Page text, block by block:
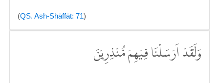
(QS. Ash-Shāffāt: 71)
وَلَقَدْ اَرْسَلْنَا فِيْهِمْ مُّنْذِرِيْنَ